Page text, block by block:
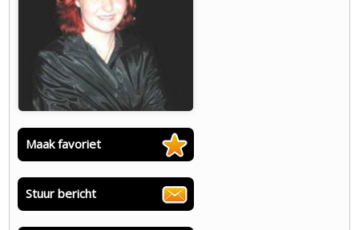
Maak favoriet
Stuur bericht